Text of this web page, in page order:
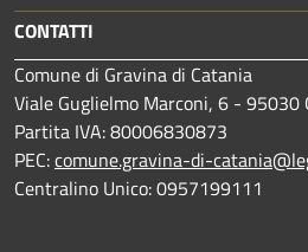
CONTATTI
Comune di Gravina di Catania
Viale Guglielmo Marconi, 6 - 95030
Partita IVA: 80006830873
PEC:comune.gravina-di-
Centralino Unico: 0957199111